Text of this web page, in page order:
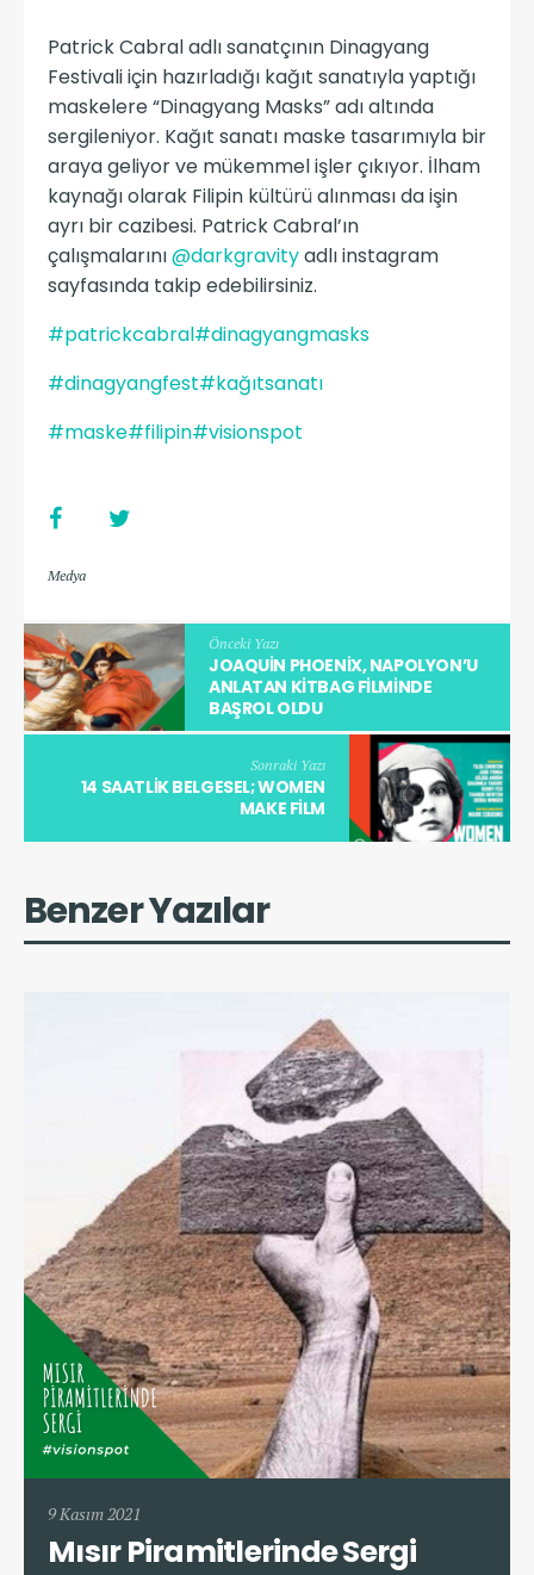
Patrick Cabral adlı sanatçının Dinagyang
Festivali için hazırladığı kağıt sanatıyla yaptığı
maskelere “Dinagyang Masks” adı altında
sergileniyor. Kağıt sanatı maske tasarımıyla bir
araya geliyor ve mükemmel işler çıkıyor. İlham
kaynağı olarak Filipin kültürü alınması da işin
ayrı bir cazibesi. Patrick Cabral’ın
çalışmalarını@darkgravityadlı instagram
sayfasında takip edebilirsiniz.
#patrickcabral#dinagyangmasks
#dinagyangfest#kağıtsanatı
#maske#filipin#visionspot
Medya
Önceki Yazı
JOAQUIN PHOENIX, NAPOLYON’U
ANLATAN KITBAG FILMINDE
BAŞROL OLDU
Sonraki Yazı
14 SAATLIK BELGESEL; WOMEN
MAKE FILM
Benzer Yazılar
9 Kasım 2021
Mısır Piramitlerinde Sergi